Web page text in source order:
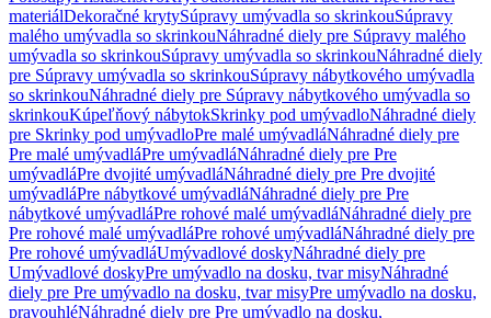
materiálDekoračné krytySúpravy umývadla so skrinkouSúpravy
malého umývadla so skrinkouNáhradné diely pre Súpravy malého
umývadla so skrinkouSúpravy umývadla so skrinkouNáhradné diely
pre Súpravy umývadla so skrinkouSúpravy nábytkového umývadla
so skrinkouNáhradné diely pre Súpravy nábytkového umývadla so
skrinkouKúpeľňový nábytokSkrinky pod umývadloNáhradné diely
pre Skrinky pod umývadloPre malé umývadláNáhradné diely pre
Pre malé umývadláPre umývadláNáhradné diely pre Pre
umývadláPre dvojité umývadláNáhradné diely pre Pre dvojité
umývadláPre nábytkové umývadláNáhradné diely pre Pre
nábytkové umývadláPre rohové malé umývadláNáhradné diely pre
Pre rohové malé umývadláPre rohové umývadláNáhradné diely pre
Pre rohové umývadláUmývadlové doskyNáhradné diely pre
Umývadlové doskyPre umývadlo na dosku, tvar misyNáhradné
diely pre Pre umývadlo na dosku, tvar misyPre umývadlo na dosku,
pravouhléNáhradné diely pre Pre umývadlo na dosku,